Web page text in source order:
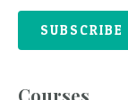
SUBSCRIBE
Courses